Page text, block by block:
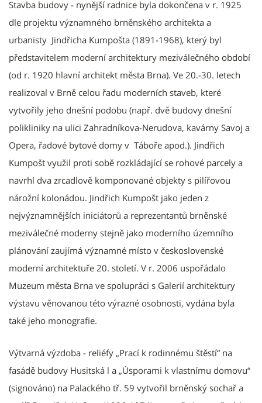
Stavba budovy - nynější radnice byla dokončena v r. 1925
dle projektu významného brněnského architekta a
urbanisty Jindřicha Kumpošta (1891-1968), který byl
představitelem moderní architektury meziválečného období
(od r. 1920 hlavní architekt města Brna). Ve 20.-30. letech
realizoval v Brně celou řadu moderních staveb, které
vytvořily jeho dnešní podobu (např. dvě budovy dnešní
polikliniky na ulici Zahradníkova-Nerudova, kavárny Savoj a
Opera, řadové bytové domy v Táboře apod.). Jindřich
Kumpošt využil proti sobě rozkládající se rohové parcely a
navrhl dva zrcadlově komponované objekty s pilířovou
nárožní kolonádou. Jindřich Kumpošt jako jeden z
nejvýznamnějších iniciátorů a reprezentantů brněnské
meziválečné moderny stejně jako moderního územního
plánování zaujímá významné místo v československé
moderní architektuře 20. století. V r. 2006 uspořádalo
Muzeum města Brna ve spolupráci s Galerií architektury
výstavu věnovanou této výrazné osobnosti, vydána byla
také jeho monografie.
Výtvarná výzdoba - reliéfy „Prací k rodinnému štěstí“ na
fasádě budovy Husitská l a „Úsporami k vlastnímu domovu“
(signováno) na Palackého tř. 59 vytvořil brněnský sochař a